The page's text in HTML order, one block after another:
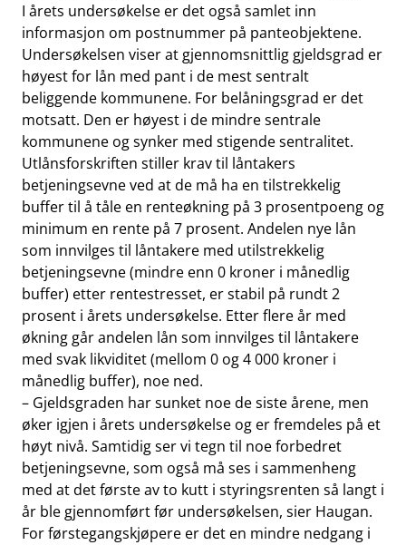
I årets undersøkelse er det også samlet inn
informasjon om postnummer på panteobjektene.
Undersøkelsen viser at gjennomsnittlig gjeldsgrad er
høyest for lån med pant i de mest sentralt
beliggende kommunene. For belåningsgrad er det
motsatt. Den er høyest i de mindre sentrale
kommunene og synker med stigende sentralitet.
Utlånsforskriften stiller krav til låntakers
betjeningsevne ved at de må ha en tilstrekkelig
buffer til å tåle en renteøkning på 3 prosentpoeng og
minimum en rente på 7 prosent. Andelen nye lån
som innvilges til låntakere med utilstrekkelig
betjeningsevne (mindre enn 0 kroner i månedlig
buffer) etter rentestresset, er stabil på rundt 2
prosent i årets undersøkelse. Etter flere år med
økning går andelen lån som innvilges til låntakere
med svak likviditet (mellom 0 og 4 000 kroner i
månedlig buffer), noe ned.
– Gjeldsgraden har sunket noe de siste årene, men
øker igjen i årets undersøkelse og er fremdeles på et
høyt nivå. Samtidig ser vi tegn til noe forbedret
betjeningsevne, som også må ses i sammenheng
med at det første av to kutt i styringsrenten så langt i
år ble gjennomført før undersøkelsen, sier Haugan.
For førstegangskjøpere er det en mindre nedgang i